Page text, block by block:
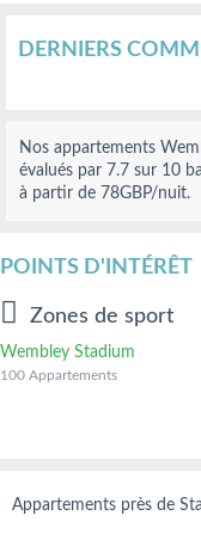
DERNIERS
Nos appartements
évalués par 7.7 sur 10
à partir de 78GBP/nuit.
POINTS D'INTÉRÊT
Zones de sport
Wembley Stadium
100 Appartements
Appartements près de